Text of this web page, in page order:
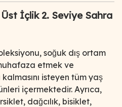
Üst İçlik 2. Seviye Sahra
soğuk dış ortam
etmek ve
isteyen tüm yaş
içermektedir. Ayrıca,
dağcılık, bisiklet,